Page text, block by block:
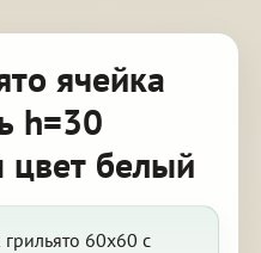
ячейка
h=30
белый
60х60 с